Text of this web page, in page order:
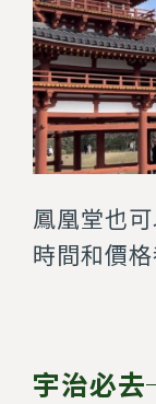
鳳凰堂也
時間和價
宇治必